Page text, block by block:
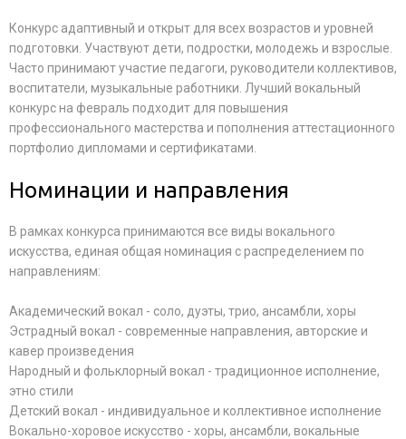
Конкурс адаптивный и открыт для всех возрастов и уровней
подготовки. Участвуют дети, подростки, молодежь и взрослые.
Часто принимают участие педагоги, руководители коллективов,
воспитатели, музыкальные работники. Лучший вокальный
конкурс на февраль подходит для повышения
профессионального мастерства и пополнения аттестационного
портфолио дипломами и сертификатами.
Номинации и направления
В рамках конкурса принимаются все виды вокального
искусства, единая общая номинация с распределением по
направлениям:
Академический вокал - соло, дуэты, трио, ансамбли, хоры
Эстрадный вокал - современные направления, авторские и
кавер произведения
Народный и фольклорный вокал - традиционное исполнение,
этно стили
Детский вокал - индивидуальное и коллективное исполнение
Вокально-хоровое искусство - хоры, ансамбли, вокальные